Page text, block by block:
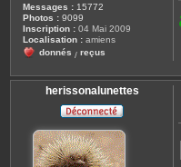
Messages : 15772
Photos : 9099
Inscription : 04 Mai 2009
Localisation : amiens
donnés / reçus
herissonalunettes